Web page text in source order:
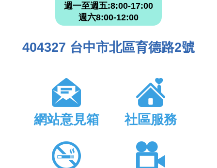
週一至週五:8:00-17:00
週六8:00-12:00
404327 台中市北區育德路2號
網站意見箱 社區服務